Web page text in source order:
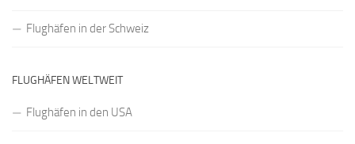
Flughäfen in der Schweiz
FLUGHÄFEN WELTWEIT
Flughäfen in den USA